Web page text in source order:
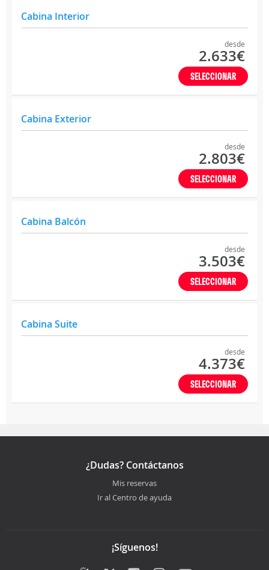
Cabina Interior
desde
2.633€
SELECCIONAR
Cabina Exterior
desde
2.803€
SELECCIONAR
Cabina Balcón
desde
3.503€
SELECCIONAR
Cabina Suite
desde
4.373€
SELECCIONAR
¿Dudas? Contáctanos
Mis reservas
Ir al Centro de ayuda
¡Síguenos!